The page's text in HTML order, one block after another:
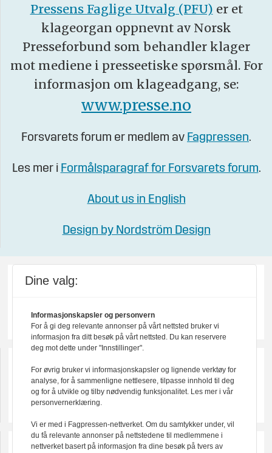
Pressens Faglige Utvalg (PFU) er et
klageorgan oppnevnt av Norsk
Presseforbund som behandler klager
mot mediene i presseetiske spørsmål. For
informasjon om klageadgang, se:
www.presse.no
Forsvarets forum er medlem av Fagpressen.
Les mer i Formålsparagraf for Forsvarets forum.
About us in English
Design by Nordström Design
Dine valg:
Informasjonskapsler og personvern
For å gi deg relevante annonser på vårt nettsted bruker vi
informasjon fra ditt besøk på vårt nettsted. Du kan reservere
deg mot dette under "Innstillinger".
For øvrig bruker vi informasjonskapsler og lignende verktøy for
analyse, for å sammenligne nettlesere, tilpasse innhold til deg
og for å utvikle og tilby nødvendig funksjonalitet. Les mer i vår
personvernerklæring.
Vi er med i Fagpressen-nettverket. Om du samtykker under, vil
du få relevante annonser på nettstedene til medlemmene i
nettverket basert på informasjon fra dine besøk på tvers av